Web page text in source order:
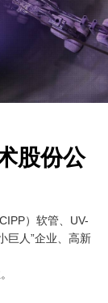
股份公
）软管、UV-
巨人”企业、高新